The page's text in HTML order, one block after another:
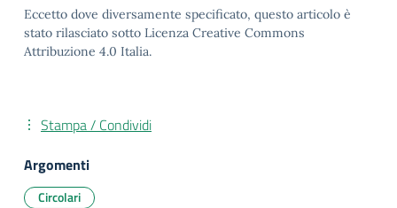
Eccetto dove diversamente specificato, questo articolo è
stato rilasciato sotto Licenza Creative Commons
Attribuzione 4.0 Italia.
Stampa / Condividi
Argomenti
Circolari